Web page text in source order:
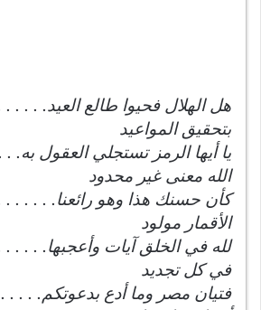
هل الهلال فحيوا طالع العيد. . . . .
بتحقيق المواعيد
يا أيها الرمز تستجلي العقول به.
الله معنى غير محدود
كأن حسنك هذا وهو رائعنا. . . .
الأقمار مولود
لله في الخلق آيات وأعجبها. . . . .
في كل تجديد
فتيان مصر وما أدع بدعوتكم. . .